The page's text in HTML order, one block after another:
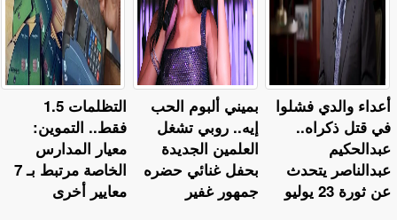
التظلمات 1.5
فقط.. التموين:
معيار المدارس
الخاصة مرتبط بـ 7
معايير أخرى
بميني ألبوم الحب
إيه.. روبي تشغل
العلمين الجديدة
بحفل غنائي حضره
جمهور غفير
أعداء والدي فشلوا
في قتل ذكراه..
عبدالحكيم
عبدالناصر يتحدث
عن ثورة 23 يوليو